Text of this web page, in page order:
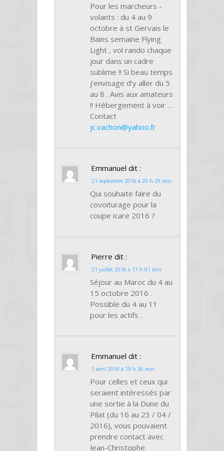
Pour les marcheurs -
volants : du 4 au 9
octobre à st Gervais le
Bains semaine Flying
Light , vol rando chaque
jour dans un cadre
sublime !! Si beau temps
j’envisage d’y aller du 5
au 8 . Avis aux amateurs
!! Hébergement à voir …
Contact
jc.vachon@yahoo.fr
Emmanuel dit :
21 septembre 2016 à 20 h 29 min
Qui souhaite faire du
covoiturage pour la
coupe icare 2016 ?
Pierre dit :
31 juillet 2016 à 17 h 01 min
Séjour au Maroc du 4 au
15 octobre 2016 .
Possible du 4 au 11
pour les actifs .
Emmanuel dit :
3 avril 2016 à 19 h 36 min
Pour celles et ceux qui
seraient intéressés par
une sortie à la Dune du
Pilat (du 16 au 23 / 04 /
2016), vous pouvaient
prendre contact avec
Jean-Christophe